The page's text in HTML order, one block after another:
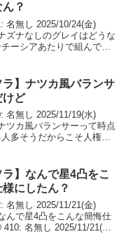
？
名無し 2025/10/24(金)
ズナなしのグレイはどうな
ーシアあたりで組んでも
ラ】ナツカ風バランサ
けど
名無し 2025/11/19(水)
ツカ風バランサーって時点
多そうだからこそ人権に
ラ】なんで星4凸をこ
にしたん？
名無し 2025/11/21(金)
んで星4凸をこんな簡悔仕
名無し 2025/11/21(金)